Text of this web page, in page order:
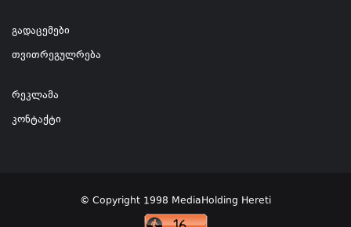
გადაცემები
თვითრეგულრება
რეკლამა
კონტაქტი
© Copyright 1998 MediaHolding Hereti